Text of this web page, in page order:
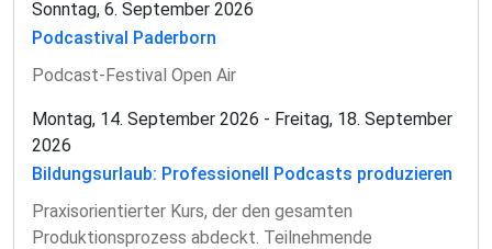
Sonntag, 6. September 2026
Podcastival Paderborn
Podcast-Festival Open Air
Montag, 14. September 2026 - Freitag, 18. September
2026
Bildungsurlaub: Professionell Podcasts produzieren
Praxisorientierter Kurs, der den gesamten
Produktionsprozess abdeckt. Teilnehmende